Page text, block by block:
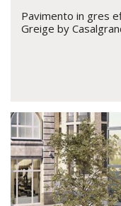
Pavimento in gres
Greige by